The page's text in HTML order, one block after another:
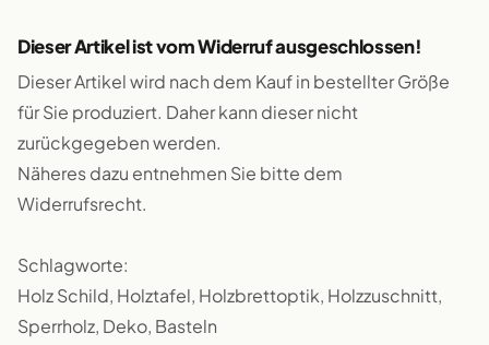
Dieser Artikel ist vom Widerruf ausgeschlossen!
Dieser Artikel wird nach dem Kauf in bestellter Größe
für Sie produziert. Daher kann dieser nicht
zurückgegeben werden.
Näheres dazu entnehmen Sie bitte dem
Widerrufsrecht.
Schlagworte:
Holz Schild, Holztafel, Holzbrettoptik, Holzzuschnitt,
Sperrholz, Deko, Basteln